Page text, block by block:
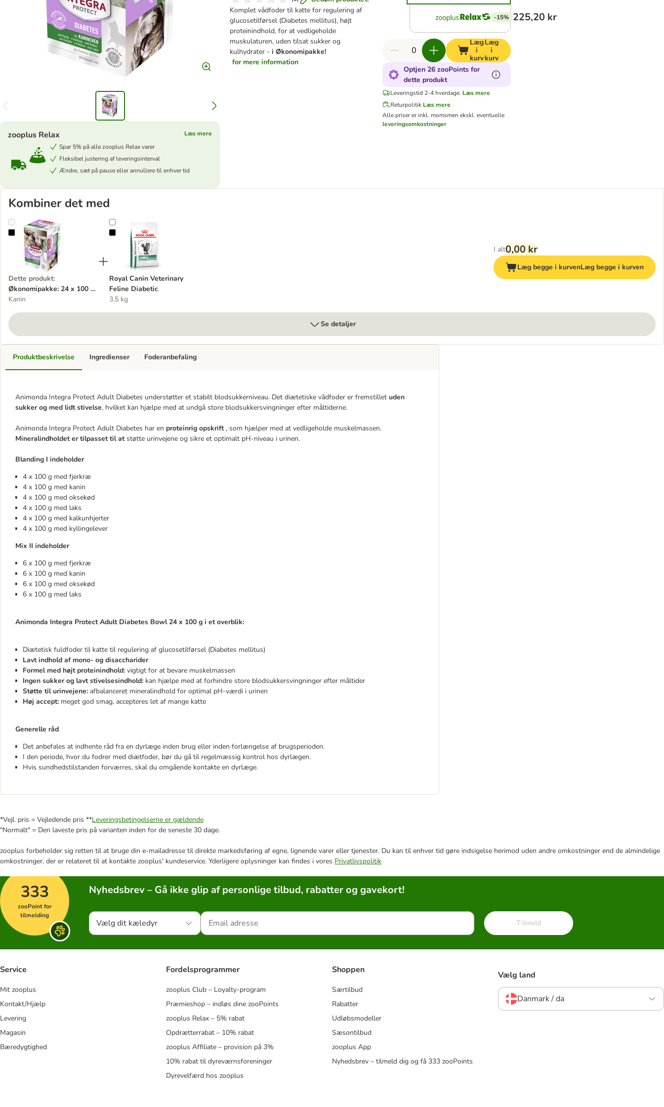
Komplet vådfoder til katte for regulering af
glucosetilførsel (Diabetes mellitus), højt
proteinindhold, for at vedligeholde
muskulaturen, uden tilsat sukker og
kulhydrater - i Økonomipakke!
for mere information
zooplus Relax
Læs mere
Spar 5% på alle zooplus Relax varer
Fleksibel justering af leveringsinterval
Ændre, sæt på pause eller annullere til enhver tid
-15% 225,20 kr
Læg
i
kurv
Læg
i
kurv
Optjen 26 zooPoints for
dette produkt
Leveringstid 2-4 hverdage. Læs mere
Returpolitik Læs mere
Alle priser er inkl. momsmen ekskl. eventuelle
leveringsomkostninger
Kombiner det med
Økonomipakke: 24 x 100 g Integra Protect Adult Diabetes bakke
Dette produkt:
Økonomipakke: 24 x 100 g
Integra Protect Adult
Kanin
Royal Canin Veterinary Feline Diabetic
Royal Canin Veterinary
Feline Diabetic
3,5 kg
I alt0,00 kr
Læg begge i kurvenLæg begge i kurven
Se detaljer
Produktbeskrivelse
Animonda Integra Protect Adult Diabetes understøtter et stabilt blodsukkerniveau. Det diætetiske vådfoder er fremstillet uden
sukker og med lidt stivelse, hvilket kan hjælpe med at undgå store blodsukkersvingninger efter måltiderne.
Animonda Integra Protect Adult Diabetes har en proteinrig opskrift , som hjælper med at vedligeholde muskelmassen.
Mineralindholdet er tilpasset til atstøtte urinvejene og sikre et optimalt pH-niveau i urinen.
Blanding I indeholder
4 x 100 g med fjerkræ
4 x 100 g med kanin
4 x 100 g med oksekød
4 x 100 g med laks
4 x 100 g med kalkunhjerter
4 x 100 g med kyllingelever
Mix II indeholder
6 x 100 g med fjerkræ
6 x 100 g med kanin
6 x 100 g med oksekød
6 x 100 g med laks
Animonda Integra Protect Adult Diabetes Bowl 24 x 100 g i et overblik:
Diætetisk fuldfoder til katte til regulering af glucosetilførsel (Diabetes mellitus)
Lavt indhold af mono- og disaccharider
Formel med højt proteinindhold: vigtigt for at bevare muskelmassen
Ingen sukker og lavt stivelsesindhold: kan hjælpe med at forhindre store blodsukkersvingninger efter måltider
Støtte til urinvejene: afbalanceret mineralindhold for optimal pH-værdi i urinen
Høj accept: meget god smag, accepteres let af mange katte
Generelle råd
Det anbefales at indhente råd fra en dyrlæge inden brug eller inden forlængelse af brugsperioden.
I den periode, hvor du fodrer med diætfoder, bør du gå til regelmæssig kontrol hos dyrlægen.
Hvis sundhedstilstanden forværres, skal du omgående kontakte en dyrlæge.
Ingredienser Foderanbefaling
*Vejl. pris = Vejledende pris **Leveringsbetingelserne er gældende
"Normalt" = Den laveste pris på varianten inden for de seneste 30 dage.
zooplus forbeholder sig retten til at bruge din e-mailadresse til direkte markedsføring af egne, lignende varer eller tjenester. Du kan til enhver tid gøre indsigelse herimod uden andre omkostninger end de almindelige
omkostninger, der er relateret til at kontakte zooplus' kundeservice. Yderligere oplysninger kan findes i vores Privatlivspolitik
333
zooPoint for
tilmelding
Nyhedsbrev – Gå ikke glip af personlige tilbud, rabatter og gavekort!
Vælg dit kæledyr Tilmeld
Service
Mit zooplus
Kontakt/Hjælp
Levering
Magasin
Bæredygtighed
Fordelsprogrammer
zooplus Club – Loyalty-program
Præmieshop – indløs dine zooPoints
zooplus Relax – 5% rabat
Opdrætterrabat – 10% rabat
zooplus Affiliate – provision på 3%
10% rabat til dyreværnsforeninger
Dyrevelfærd hos zooplus
Shoppen
Særtilbud
Rabatter
Udløbsmodeller
Sæsontilbud
zooplus App
Nyhedsbrev – tilmeld dig og få 333 zooPoints
Vælg land
Danmark / da